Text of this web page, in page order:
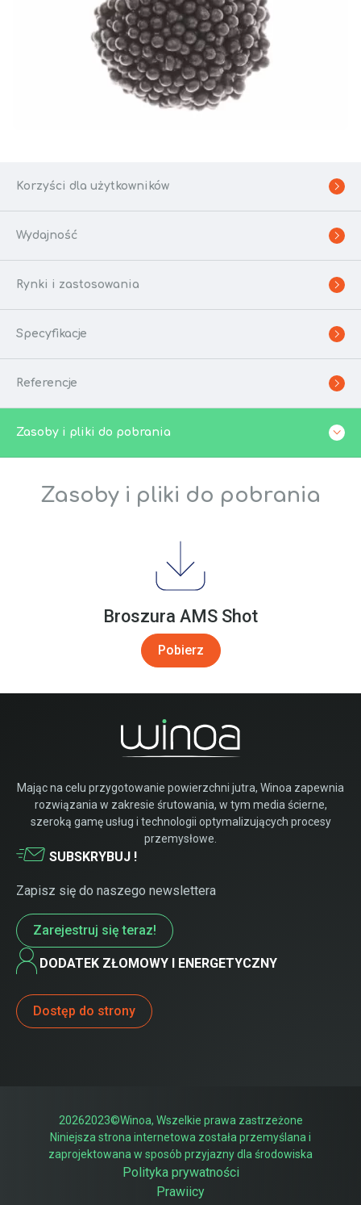
Korzyści dla użytkowników
Wydajność
Rynki i zastosowania
Specyfikacje
Referencje
Zasoby i pliki do pobrania
Zasoby i pliki do pobrania
Broszura AMS Shot
Pobierz
Mając na celu przygotowanie powierzchni jutra, Winoa zapewnia
rozwiązania w zakresie śrutowania, w tym media ścierne,
szeroką gamę usług i technologii optymalizujących procesy
przemysłowe.
SUBSKRYBUJ !
Zapisz się do naszego newslettera
Zarejestruj się teraz!
DODATEK ZŁOMOWY I ENERGETYCZNY
Dostęp do strony
20262023©Winoa, Wszelkie prawa zastrzeżone
Niniejsza strona internetowa została przemyślana i
zaprojektowana w sposób przyjazny dla środowiska
Polityka prywatności
Prawiicy